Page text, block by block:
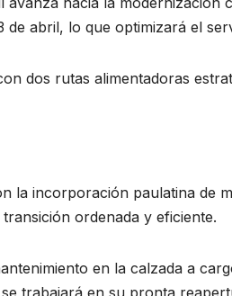
de abril, lo que optimizará el
dos rutas alimentadoras
la incorporación paulatina de
ordenada y eficiente.
en la calzada a
trabajará en su pronta